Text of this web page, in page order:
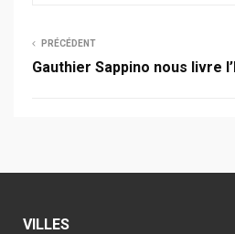
PRÉCÉDENT
Gauthier Sappino nous livre
VILLES